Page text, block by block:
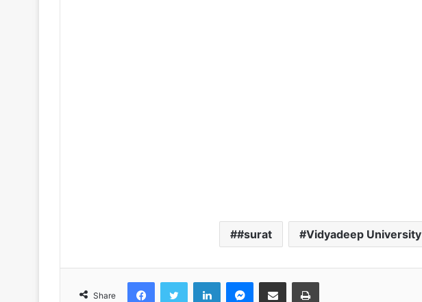
#surat Vidyadeep University
Share
FacebookTwitter LinkedInMessenger
Share via Email Print